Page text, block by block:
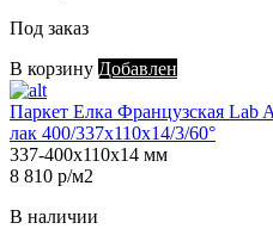
Под заказ
В корзину Добавлен
Паркет Елка Французская Lab
лак 400/337х110х14/3/60°
337-400х110х14 мм
8 810 р/м2
В наличии